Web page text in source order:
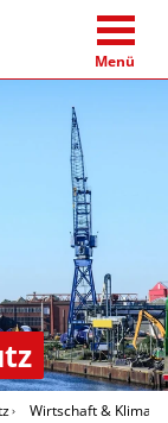
Menü
Wirtschaft &